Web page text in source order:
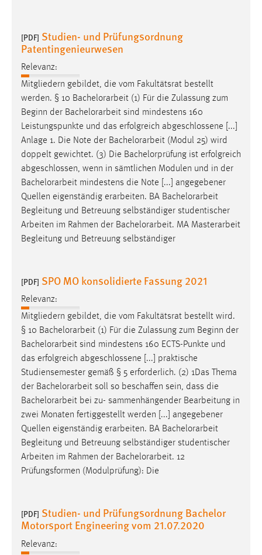
[PDF] Studien- und Prüfungsordnung
Patentingenieurwesen
Relevanz:
Mitgliedern gebildet, die vom Fakultätsrat bestellt
werden. § 10 Bachelorarbeit (1) Für die Zulassung zum
Beginn der Bachelorarbeit sind mindestens 160
Leistungspunkte und das erfolgreich abgeschlossene [...]
Anlage 1. Die Note der Bachelorarbeit (Modul 25) wird
doppelt gewichtet. (3) Die Bachelorprüfung ist erfolgreich
abgeschlossen, wenn in sämtlichen Modulen und in der
Bachelorarbeit mindestens die Note [...] angegebener
Quellen eigenständig erarbeiten. BA Bachelorarbeit
Begleitung und Betreuung selbständiger studentischer
Arbeiten im Rahmen der Bachelorarbeit. MA Masterarbeit
Begleitung und Betreuung selbständiger
[PDF] SPO MO konsolidierte Fassung 2021
Relevanz:
Mitgliedern gebildet, die vom Fakultätsrat bestellt wird.
§ 10 Bachelorarbeit (1) Für die Zulassung zum Beginn der
Bachelorarbeit sind mindestens 160 ECTS-Punkte und
das erfolgreich abgeschlossene [...] praktische
Studiensemester gemäß § 5 erforderlich. (2) 1Das Thema
der Bachelorarbeit soll so beschaffen sein, dass die
Bachelorarbeit bei zu- sammenhängender Bearbeitung in
zwei Monaten fertiggestellt werden [...] angegebener
Quellen eigenständig erarbeiten. BA Bachelorarbeit
Begleitung und Betreuung selbständiger studentischer
Arbeiten im Rahmen der Bachelorarbeit. 12
Prüfungsformen (Modulprüfung): Die
[PDF] Studien- und Prüfungsordnung Bachelor
Motorsport Engineering vom 21.07.2020
Relevanz:
Zweck:
Dieser Cookie ist notwendig um sich an der Website
einloggen zu können.
Cookie Laufzeit:
24 Stunden
STATISTIK
Statistik Cookies erfassen Informationen anonym.
Diese Informationen helfen uns zu verstehen, wie
unsere Besucher unsere Website nutzen.
Matomo
Name:
Zweck:
Cookie Laufzeit:
Max. 13 Monate
MARKETING
Marketing Cookies werden von Drittanbietern
verwendet, um personalisierte Werbung anzuzeigen.
Sie tun dies, indem sie Besucher über Websites
hinweg verfolgen.
Google Ads
Anbieter:
Google Ireland Limited